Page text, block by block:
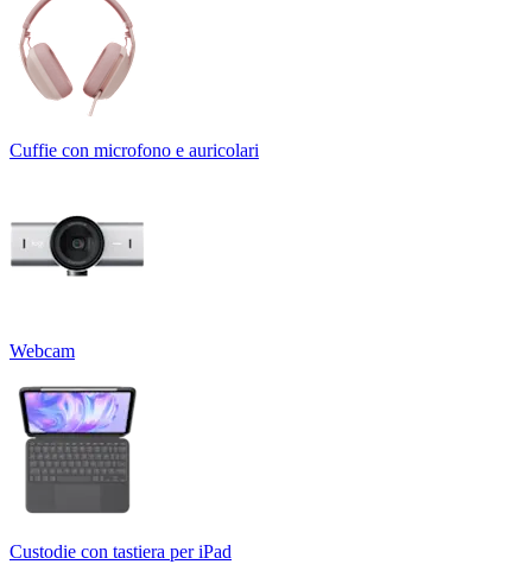
Cuffie con microfono e auricolari
Webcam
Custodie con tastiera per iPad